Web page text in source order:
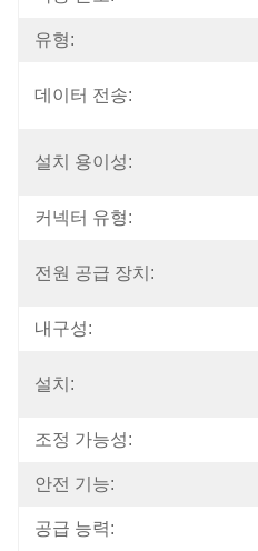
유형:
데이터 전송:
설치 용이성:
커넥터 유형:
전원 공급 장치:
내구성:
설치:
조정 가능성:
안전 기능:
공급 능력: